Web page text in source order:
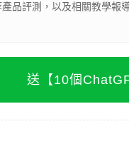
品評測，以及相關教學報
送【10個